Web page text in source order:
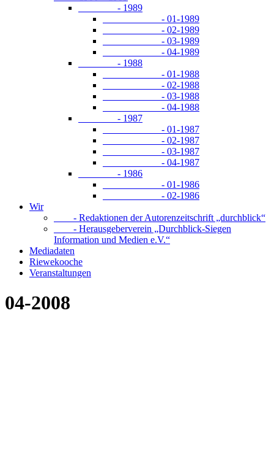
- 1989
- 01-1989
- 02-1989
- 03-1989
- 04-1989
- 1988
- 01-1988
- 02-1988
- 03-1988
- 04-1988
- 1987
- 01-1987
- 02-1987
- 03-1987
- 04-1987
- 1986
- 01-1986
- 02-1986
Wir
- Redaktionen der Autorenzeitschrift „durchblick“
- Herausgeberverein „Durchblick-Siegen
Information und Medien e.V.“
Mediadaten
Riewekooche
Veranstaltungen
04-2008